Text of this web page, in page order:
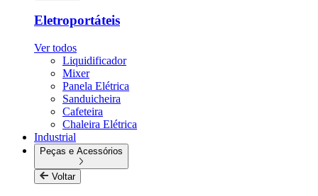
Eletroportáteis
Ver todos
Liquidificador
Mixer
Panela Elétrica
Sanduicheira
Cafeteira
Chaleira Elétrica
Industrial
Peças e Acessórios
Voltar